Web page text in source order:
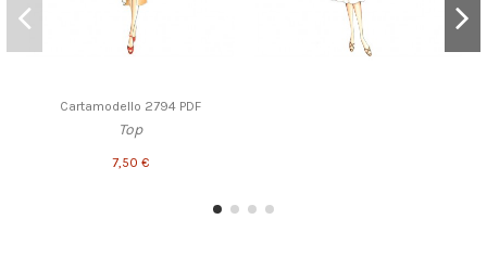
Cartamodello 2794 PDF
Top
7,50 €